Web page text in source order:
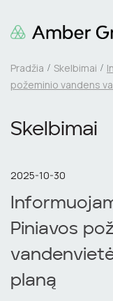
Pradžia Skelbimai
požeminio vandens
Skelbimai
2025-10-30
Piniavos
planą